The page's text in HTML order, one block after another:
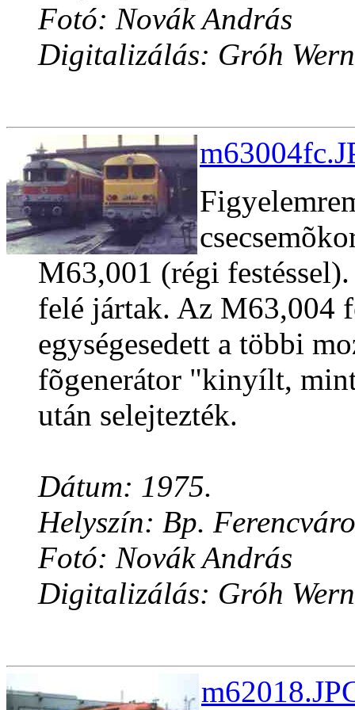
Fotó: Novák András
Digitalizálás: Gróh
M63,001 (régi
felé jártak. Az M63,004
egységesedett a többi
fõgenerátor "kinyílt,
után selejtezték.
Dátum: 1975.
Helyszín: Bp.
Fotó: Novák András
Digitalizálás: Gróh